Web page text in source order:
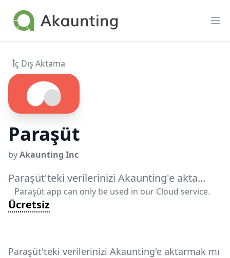
Akaunting
İç Dış Aktama
Paraşüt
byAkaunting Inc
Paraşüt'teki verilerinizi Akaunting'e akta...
Paraşüt app can only be used in our Cloud service.
Ücretsiz
Paraşüt'teki verilerinizi Akaunting'e aktarmak mı